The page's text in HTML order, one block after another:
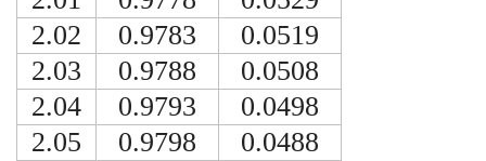
2.02
0.9783
0.0519
2.03
0.9788
0.0508
2.04
0.9793
0.0498
2.05
0.9798
0.0488